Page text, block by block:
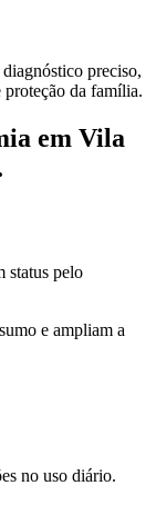
preciso,
proteção da família.
em Vila
status pelo
e ampliam a
no uso diário.